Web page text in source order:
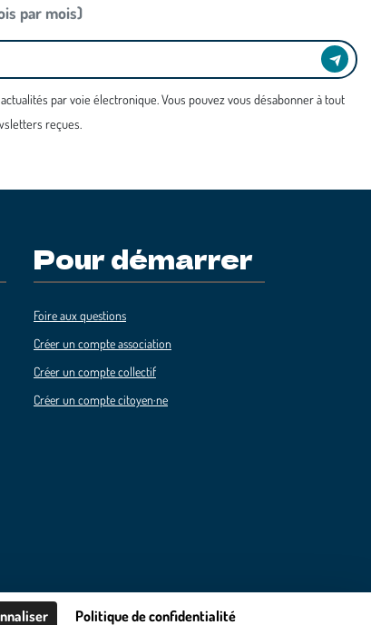
par mois)
par voie électronique. Vous pouvez vous désabonner à tout
reçues.
Pour démarrer
Foire aux questions
Créer un compte association
Créer un compte collectif
Créer un compte citoyen·ne
Politique de confidentialité